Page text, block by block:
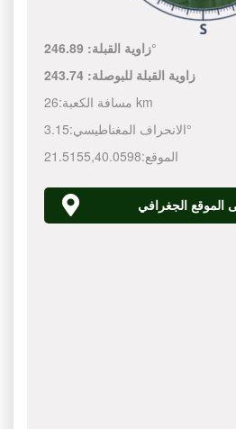
زاوية القبلة:246.89°
زاوية القبلة للبوصلة: 243.74
مسافة الكعبة: 26 km
الانحراف المغناطيسي:3.15°
الموقع:
21.5155,40.0598
الموقع الجغرافي